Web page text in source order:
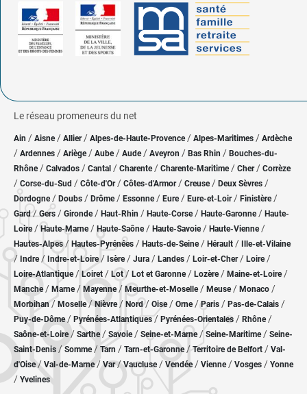
Le réseau promeneurs du net
Ain / Aisne/ Allier/ Alpes-de-Haute-Provence / Alpes-Maritimes / Ardèche
/ Ardennes / Ariège/ Aube/ Aude / Aveyron / Bas Rhin / Bouches-du-
Rhône/ Calvados / Cantal / Charente / Charente-Maritime/ Cher / Corrèze
/ Corse-du-Sud / Côte-d'Or / Côtes-d'Armor/ Creuse/ Deux Sèvres /
Dordogne/ Doubs / Drôme/ Essonne / Eure/ Eure-et-Loir / Finistère/
Gard/ Gers / Gironde/ Haut-Rhin / Haute-Corse/ Haute-Garonne/ Haute-
Loire/Haute-Marne/ Haute-Saône/ Haute-Savoie/ Haute-Vienne/
Hautes-Alpes/ Hautes-Pyrénées / Hauts-de-Seine/ Hérault / Ille-et-Vilaine
/ Indre/ Indre-et-Loire/ Isère/ Jura / Landes / Loir-et-Cher/ Loire/
Loire-Atlantique/ Loiret / Lot/ Lot et Garonne/ Lozère / Maine-et-Loire/
Manche/ Marne/ Mayenne/ Meurthe-et-Moselle/ Meuse/ Monaco /
Morbihan/ Moselle/ Nièvre / Nord/ Oise / Orne/Paris / Pas-de-Calais /
Puy-de-Dôme/ Pyrénées-Atlantiques / Pyrénées-Orientales / Rhône/
Saône-et-Loire/ Sarthe/ Savoie/ Seine-et-Marne/ Seine-Maritime/ Seine-
Saint-Denis /Somme/ Tarn / Tarn-et-Garonne/Territoire de Belfort / Val-
d'Oise/ Val-de-Marne/Var/Vaucluse/ Vendée/ Vienne/ Vosges / Yonne
/ Yvelines